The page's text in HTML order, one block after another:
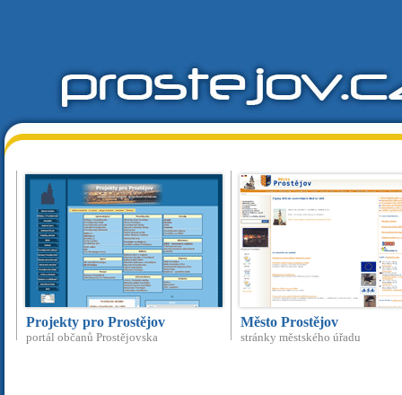
Projekty pro Prostějov
portál občanů Prostějovska
Město Prostějov
stránky městského úřadu